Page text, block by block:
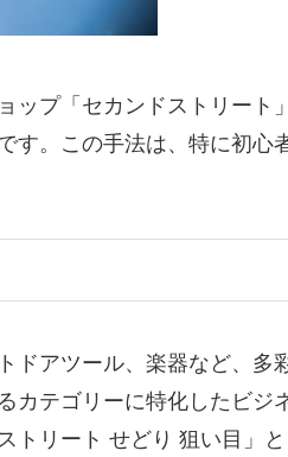
ップ「セカンドストリート
す。この手法は、特に初心
ドアツール、楽器など、多
カテゴリーに特化したビジ
トリート せどり 狙い目」